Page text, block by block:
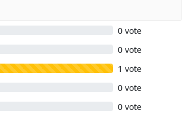
0 vote
0 vote
1 vote
0 vote
0 vote